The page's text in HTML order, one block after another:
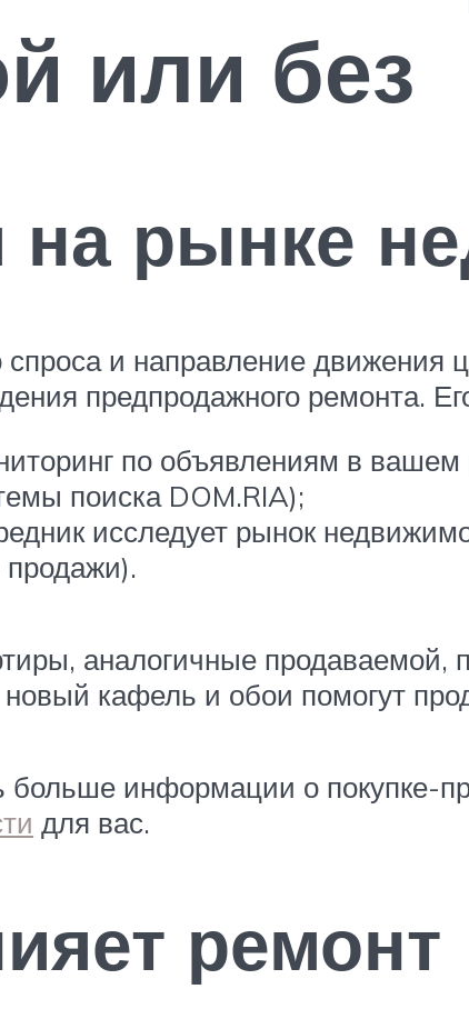
или без
на рынке
спроса и направление
предпродажного ремонта.
по объявлениям в
поиска DOM.RIA);
исследует рынок
аналогичные продаваемой,
кафель и обои помогут
информации о покупке-
для вас.
ремонт